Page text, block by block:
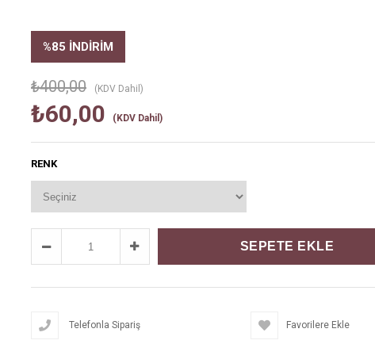
%85 İNDIRIM
₺400,00 (KDV Dahil)
₺60,00 (KDV Dahil)
RENK
Telefonla Sipariş Favorilere Ekle